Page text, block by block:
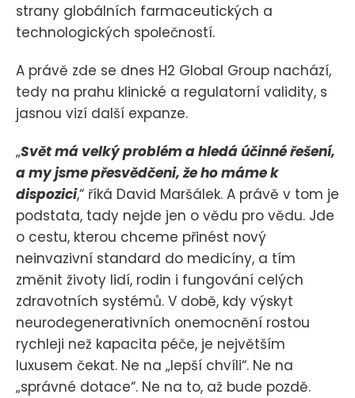
strany globálních farmaceutických a
technologických společností.
A právě zde se dnes H2 Global Group nachází,
tedy na prahu klinické a regulatorní validity, s
jasnou vizí další expanze.
„Svět má velký problém a hledá účinné řešení,
a my jsme přesvědčeni, že ho máme k
dispozici,“ říká David Maršálek. A právě v tom je
podstata, tady nejde jen o vědu pro vědu. Jde
o cestu, kterou chceme přinést nový
neinvazivní standard do medicíny, a tím
změnit životy lidí, rodin i fungování celých
zdravotních systémů. V době, kdy výskyt
neurodegenerativních onemocnění rostou
rychleji než kapacita péče, je největším
luxusem čekat. Ne na „lepší chvíli“. Ne na
„správné dotace“. Ne na to, až bude pozdě.